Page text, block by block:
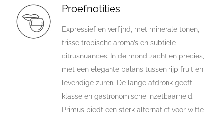
Proefnotities
Expressief en verfijnd, met minerale tonen,
frisse tropische aroma’s en subtiele
citrusnuances. In de mond zacht en precies,
met een elegante balans tussen rijp fruit en
levendige zuren. De lange afdronk geeft
klasse en gastronomische inzetbaarheid.
Primus biedt een sterk alternatief voor witte